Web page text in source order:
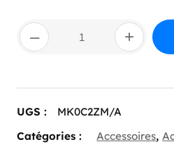
–
quantité
de
Apple
génération)
+
UGS :
MK0C2ZM/A
Catégories :
Accessoires,